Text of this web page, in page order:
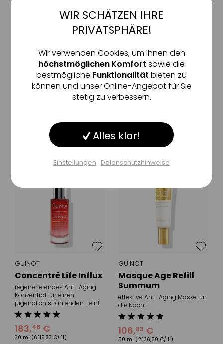
GUINOT
Crème Bioxygène
schützende & stimulierende
Creme für einen strahlend
(1.388,80 €/ 1l)
GUINOT
Masque Anti Fatigue
Yeux
revitalisierende Anti-Aging
Maske für eine jugendlich
37,
30 ml(1.235,00 €/ 1l)
GUINOT
Concentré Life Influx
regenerierendes Anti-Aging
Konzentrat für einen
jugendlich strahlenden Teint
183,46 €
30 ml (6.115,33 €/ 1l)
GUINOT
Masque Age Refill
Summum
effektive Anti-Aging Maske für
die Nacht
106,83 €
50 ml (2.136,60 €/ 1l)
Funktionale Aktiv
Tracking Inaktiv
Sonstige Inaktiv
Einstellungen speichern
WIR SCHÄTZEN IHRE
PRIVATSPHÄRE!
Wir verwenden Cookies, um Ihnen den
höchstmöglichen Komfort sowie die
bestmögliche Funktionalität bieten zu
können und unser Online-Angebot für Sie
stetig zu verbessern.
Alles klar!
Einstellungen Datenschutzhinweise